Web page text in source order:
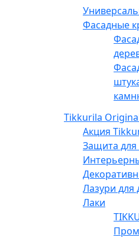
Фасадные
Tikkurila
Акция
Защита для
Лазури для
Лаки